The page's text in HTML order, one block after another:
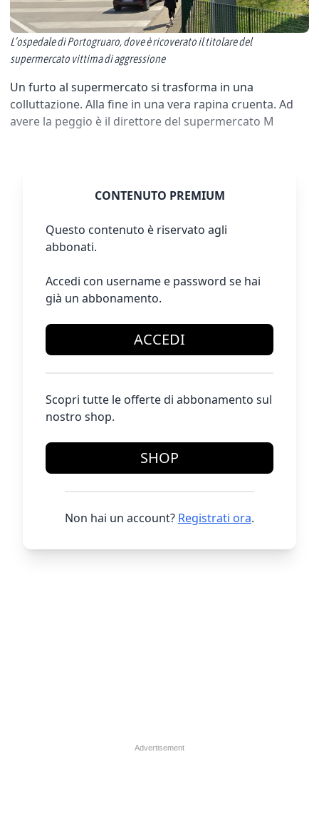
L’ospedale di Portogruaro, dove è ricoverato il titolare del
supermercato vittima di aggressione
Un furto al supermercato si trasforma in una
colluttazione. Alla fine in una vera rapina cruenta. Ad
avere la peggio è il direttore del supermercato M
CONTENUTO PREMIUM
Questo contenuto è riservato agli
abbonati.
Accedi con username e password se hai
già un abbonamento.
ACCEDI
Scopri tutte le offerte di abbonamento sul
nostro shop.
SHOP
Non hai un account? Registrati ora.